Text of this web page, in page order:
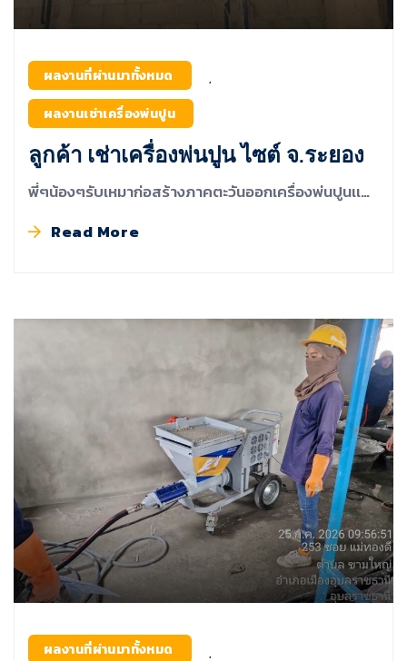
ผลงานที่ผ่านมาทั้งหมด ,
ผลงานเช่าเครื่องพ่นปูน
ลูกค้า เช่าเครื่องพ่นปูน ไซต์ จ.ระยอง
พี่ๆน้องๆรับเหมาก่อสร้างภาคตะวันออกเครื่องพ่นปูนเเ…
Read More
ผลงานที่ผ่านมาทั้งหมด ,